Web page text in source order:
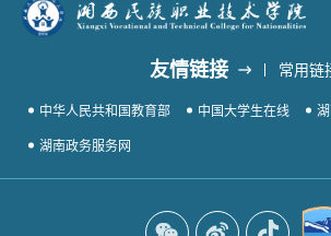
友情链接 常用链
中华人民共和国教育部 中国大学生在线
湖南政务服务网